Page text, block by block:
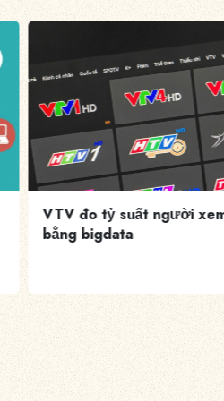
Tốc độ Internet Việt Nam
đầu vào top 40 thế giới